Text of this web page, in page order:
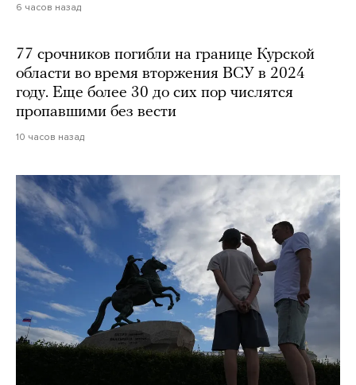
6 часов назад
77 срочников погибли на границе Курской
области во время вторжения ВСУ в 2024
году. Еще более 30 до сих пор числятся
пропавшими без вести
10 часов назад